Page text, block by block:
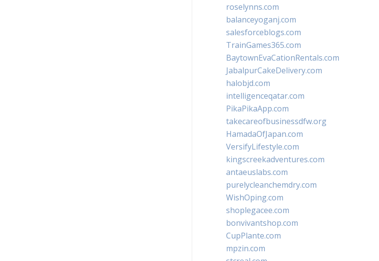
roselynns.com
balanceyoganj.com
salesforceblogs.com
TrainGames365.com
BaytownEvaCationRentals.com
JabalpurCakeDelivery.com
halobjd.com
intelligenceqatar.com
PikaPikaApp.com
takecareofbusinessdfw.org
HamadaOfJapan.com
VersifyLifestyle.com
kingscreekadventures.com
antaeuslabs.com
purelycleanchemdry.com
WishOping.com
shoplegacee.com
bonvivantshop.com
CupPlante.com
mpzin.com